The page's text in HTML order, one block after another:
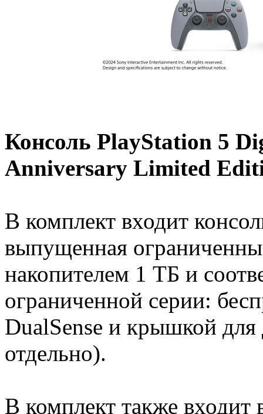
Консоль PlayStation 5
Anniversary Limited
В комплект входит
выпущенная
накопителем 1 ТБ и
ограниченной серии:
DualSense и крышкой для
отдельно).
В комплект также входит